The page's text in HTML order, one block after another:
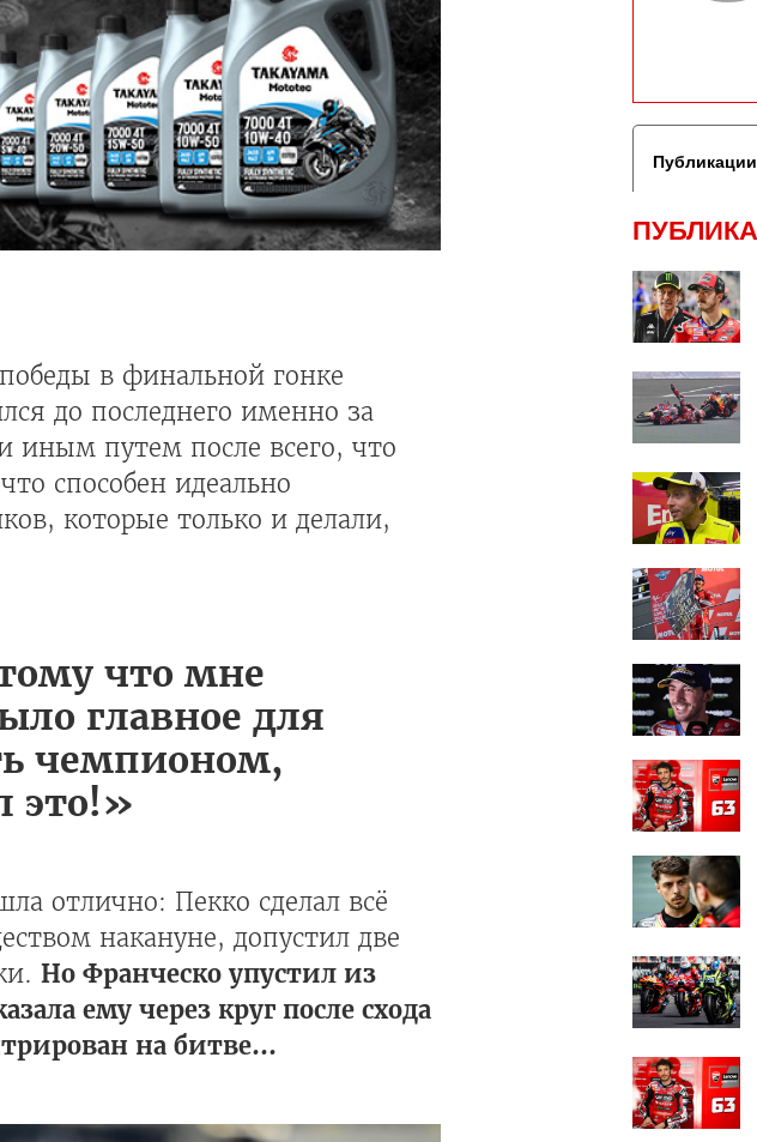
в финальной гонке
до последнего именно за
иным путем после всего, что
способен идеально
которые только и делали,
что мне
главное для
чемпионом,
это!»
отлично: Пекко сделал всё
накануне, допустил две
Но Франческо упустил из
ему через круг после схода
на битве...